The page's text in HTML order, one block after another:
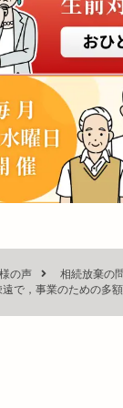
の声
相続放棄の
で，事業のための多